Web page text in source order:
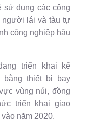
sử dụng các công
người lái và tàu tự
công nghiệp hậu
triển khai kế
bằng thiết bị bay
vùng núi, đồng
triển khai giao
năm 2020.